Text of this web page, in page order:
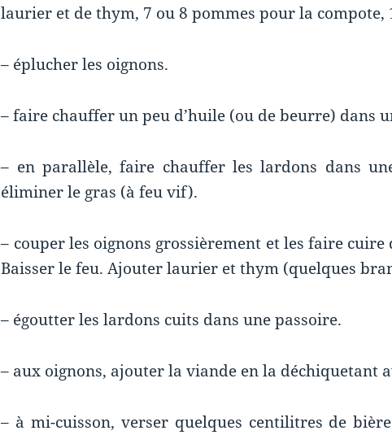
laurier et de thym, 7 ou 8 pommes pour la compote,
– éplucher les oignons.
– faire chauffer un peu d’huile (ou de beurre) dans
– en parallèle, faire chauffer les lardons dans
éliminer le gras (à feu vif).
– couper les oignons grossièrement et les faire
Baisser le feu. Ajouter laurier et thym (quelques
– égoutter les lardons cuits dans une passoire.
– aux oignons, ajouter la viande en la déchiquetant
– à mi-cuisson, verser quelques centilitres de